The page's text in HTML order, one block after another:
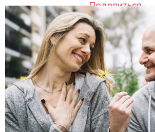
Поделиться